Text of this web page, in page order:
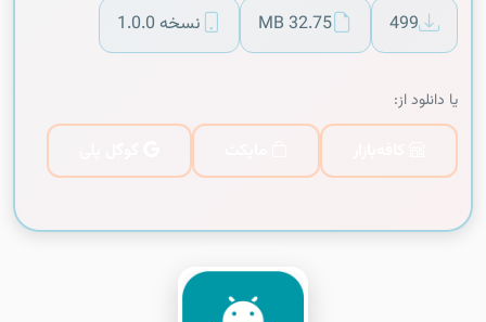
499
32.75 MB نسخه 1.0.0
یا دانلود از: